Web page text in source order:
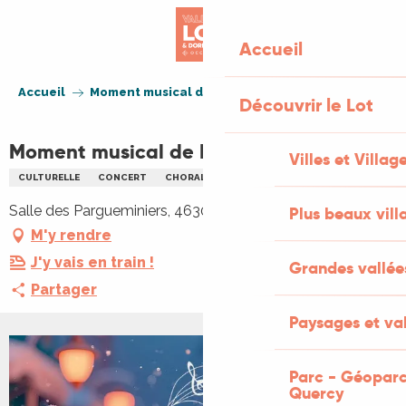
Accueil
Découvrir le Lot
Villes et
Plus beaux
Grandes
Paysages et
Parc -
Quercy
Accueil Moment musical de Noël à Gourdon
Moment musical de Noël à Gourdon
CULTURELLE CONCERT CHORALE
Salle des Pargueminiers, 46300 Gourdon
M'y rendre
J'y vais en train !
Partager